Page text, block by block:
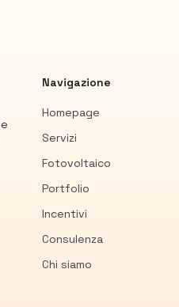
Navigazione
Homepage
Servizi
Fotovoltaico
Portfolio
Incentivi
Consulenza
Chi siamo